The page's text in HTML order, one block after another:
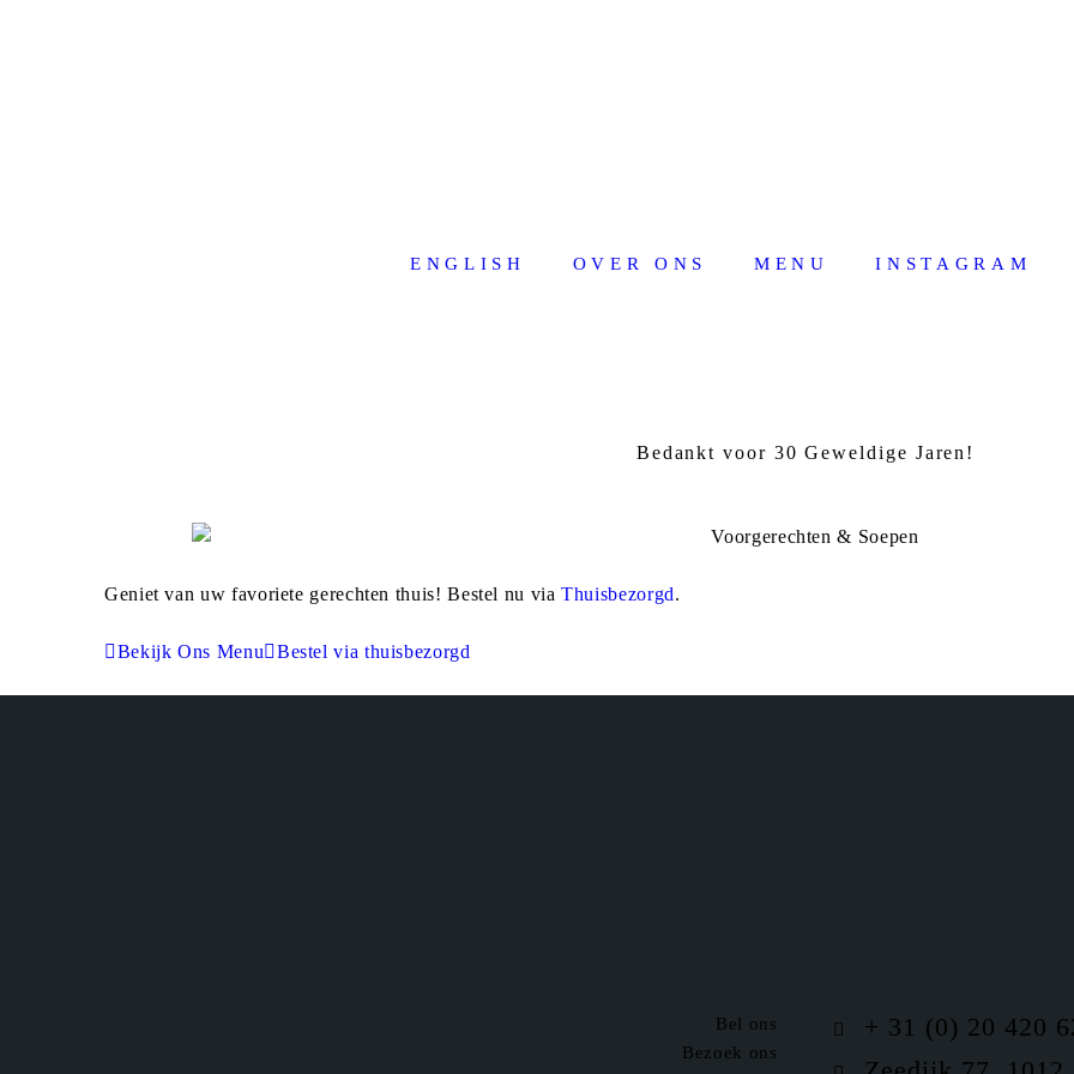
ENGLISH OVER ONS MENU INSTAGRAM
Bedankt voor 30 Geweldige Jaren!
Geniet van uw favoriete gerechten thuis! Bestel nu viaThuisbezorgd.
Bekijk Ons Menu Bestel via thuisbezorgd
+ 31 (0) 20 420
Bel ons
Bezoek ons